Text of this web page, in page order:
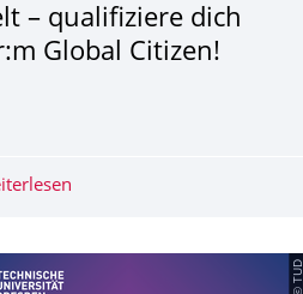
25
Juni 2024
– qualifiziere dich
Global Citizen!
© TUD